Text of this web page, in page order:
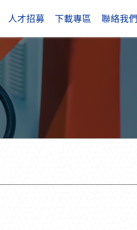
人才招募 下載專區 聯絡我們